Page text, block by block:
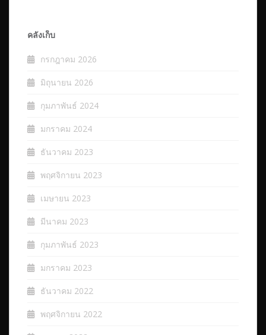
คลังเก็บ
กรกฎาคม 2026
มิถุนายน 2026
กุมภาพันธ์ 2024
มกราคม 2024
ธันวาคม 2023
พฤศจิกายน 2023
เมษายน 2023
มีนาคม 2023
กุมภาพันธ์ 2023
มกราคม 2023
ธันวาคม 2022
พฤศจิกายน 2022